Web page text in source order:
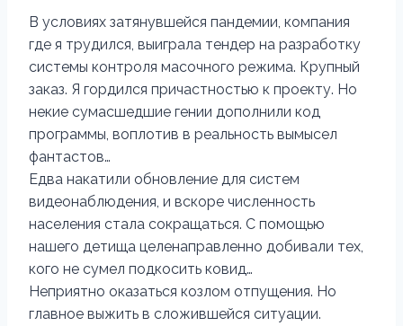
В условиях затянувшейся пандемии, компания
где я трудился, выиграла тендер на разработку
системы контроля масочного режима. Крупный
заказ. Я гордился причастностью к проекту. Но
некие сумасшедшие гении дополнили код
программы, воплотив в реальность вымысел
фантастов…
Едва накатили обновление для систем
видеонаблюдения, и вскоре численность
населения стала сокращаться. С помощью
нашего детища целенаправленно добивали тех,
кого не сумел подкосить ковид…
Неприятно оказаться козлом отпущения. Но
главное выжить в сложившейся ситуации.